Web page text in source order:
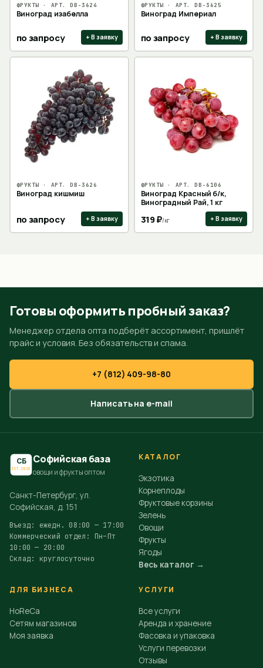
ФРУКТЫ · АРТ.DB-3624
Виноград изабелла
по запросу + В заявку
ФРУКТЫ · АРТ.DB-3625
Виноград Империал
по запросу + В заявку
ФРУКТЫ · АРТ.DB-3626
Виноград кишмиш
по запросу + В заявку
ФРУКТЫ · АРТ.DB-6106
Виноград Красный б/к,
Виноградный Рай, 1 кг
319₽/кг + В заявку
Готовы оформить пробный заказ?
Менеджер отдела опта подберёт ассортимент, пришлёт
прайс и условия. Без обязательств и спама.
+7 (812) 409-98-80
Написать на e-mail
СБ
EST.2015
Софийская база
овощи и фрукты оптом
Санкт-Петербург, ул.
Софийская, д. 151
Въезд: ежедн. 08:00 — 17:00
Коммерческий отдел: Пн–Пт
10:00 — 20:00
Склад: круглосуточно
КАТАЛОГ
Экзотика
Корнеплоды
Фруктовые корзины
Зелень
Овощи
Фрукты
Ягоды
Весь каталог →
ДЛЯ БИЗНЕСА
HoReCa
Сетям магазинов
Моя заявка
УСЛУГИ
Все услуги
Аренда и хранение
Фасовка и упаковка
Услуги перевозки
Отзывы